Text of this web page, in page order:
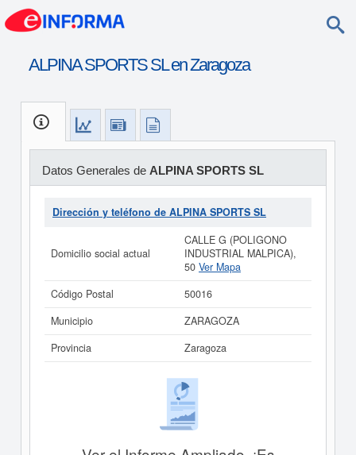
ALPINA SPORTS SL en Zaragoza
Datos Generales de ALPINA SPORTS SL
Dirección y teléfono de ALPINA SPORTS SL
Domicilio social actual
CALLE G (POLIGONO
INDUSTRIAL MALPICA),
50 Ver Mapa
Código Postal
50016
Municipio
ZARAGOZA
Provincia
Zaragoza